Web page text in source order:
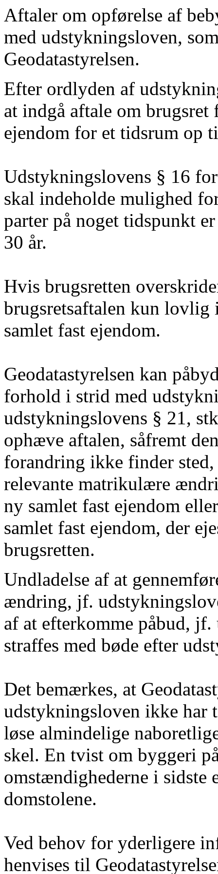
Aftaler om opførelse af
med udstykningsloven,
Geodatastyrelsen.
Efter ordlyden af
at indgå aftale om brugsret
ejendom for et tidsrum op
Udstykningslovens § 16
skal indeholde mulighed
parter på noget tidspunkt
30 år.
Hvis brugsretten
brugsretsaftalen kun lovlig
samlet fast ejendom.
Geodatastyrelsen kan
forhold i strid med
udstykningslovens § 21,
ophæve aftalen, såfremt
forandring ikke finder
relevante matrikulære
ny samlet fast ejendom
samlet fast ejendom, der
brugsretten.
Undladelse af at
ændring, jf.
af at efterkomme påbud,
straffes med bøde efter
Det bemærkes, at
udstykningsloven ikke har
løse almindelige
skel. En tvist om byggeri
omstændighederne i sidste
domstolene.
Ved behov for yderligere
henvises til